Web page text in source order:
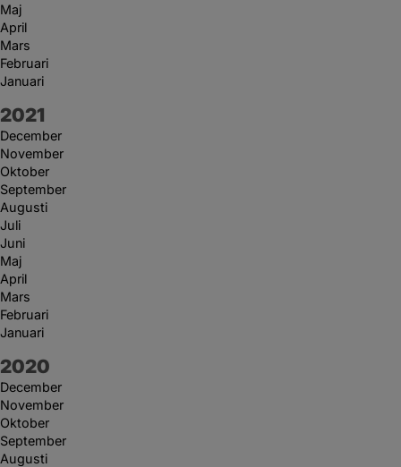
Maj
April
Mars
Februari
Januari
År:
2021
December
November
Oktober
September
Augusti
Juli
Juni
Maj
April
Mars
Februari
Januari
År:
2020
December
November
Oktober
September
Augusti